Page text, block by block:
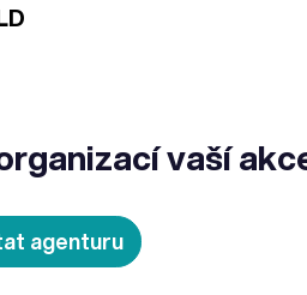
vaší
agenturu